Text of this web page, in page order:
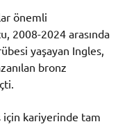
önemli
2008-2024 arasında
yaşayan Ingles,
bronz
kariyerinde tam